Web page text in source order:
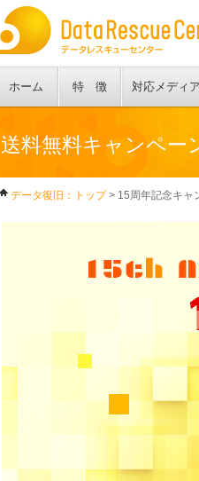
ホーム 特 徴 対応メディア
送料無料キャンペー
データ復旧：トップ> 15周年記念キャ